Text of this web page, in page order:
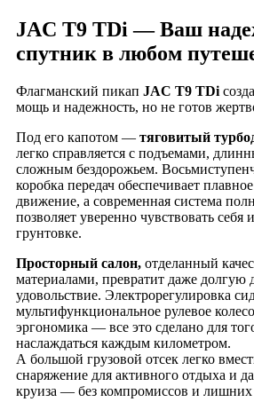
JAC T9 TDi — Ваш
спутник в любом
Флагманский пикап JAC T9 TDi
мощь и надежность, но не готов
Под его капотом — тяговитый
легко справляется с подъемами,
сложным бездорожьем.
коробка передач обеспечивает
движение, а современная система
позволяет уверенно чувствовать себя
грунтовке.
Просторный салон, отделанный
материалами, превратит даже долгую
удовольствие. Электрорегулировка
мультифункциональное рулевое
эргономика — все это сделано для
наслаждаться каждым километром.
А большой грузовой отсек легко
снаряжение для активного отдыха и
круиза — без компромиссов и лишних